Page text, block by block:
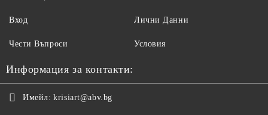
Вход
Чести Въпроси
Лични Данни
Условия
Информация за контакти:
Имейл: krisiart@abv.bg